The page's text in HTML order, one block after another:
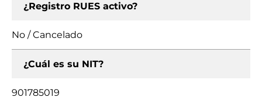
¿Registro RUES activo?
No / Cancelado
¿Cuál es su NIT?
901785019